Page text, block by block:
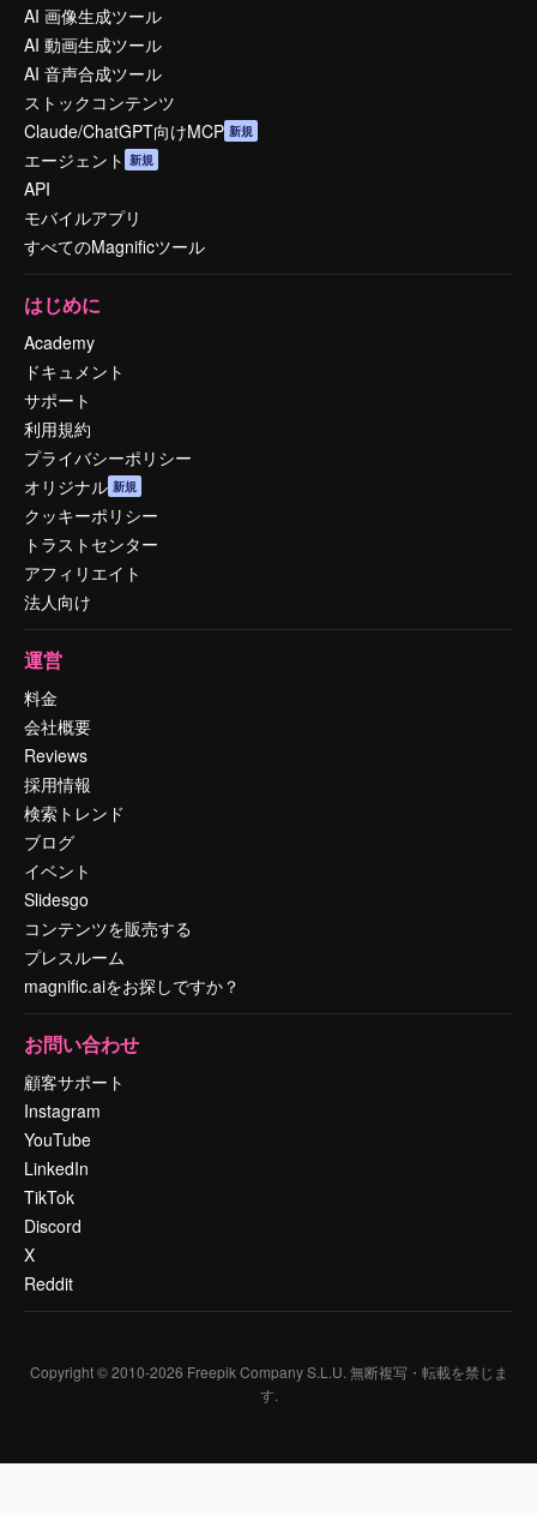
AI 画像生成ツール
AI 動画生成ツール
AI 音声合成ツール
ストックコンテンツ
Claude/ChatGPT向けMCP 新規
エージェント 新規
API
モバイルアプリ
すべてのMagnificツール
はじめに
Academy
ドキュメント
サポート
利用規約
プライバシーポリシー
オリジナル 新規
クッキーポリシー
トラストセンター
アフィリエイト
法人向け
運営
料金
会社概要
Reviews
採用情報
検索トレンド
ブログ
イベント
Slidesgo
コンテンツを販売する
プレスルーム
magnific.aiをお探しですか？
お問い合わせ
顧客サポート
Instagram
YouTube
LinkedIn
TikTok
Discord
X
Reddit
Copyright © 2010-2026 Freepik Company S.L.U. 無断複写・転載を禁じま
す.